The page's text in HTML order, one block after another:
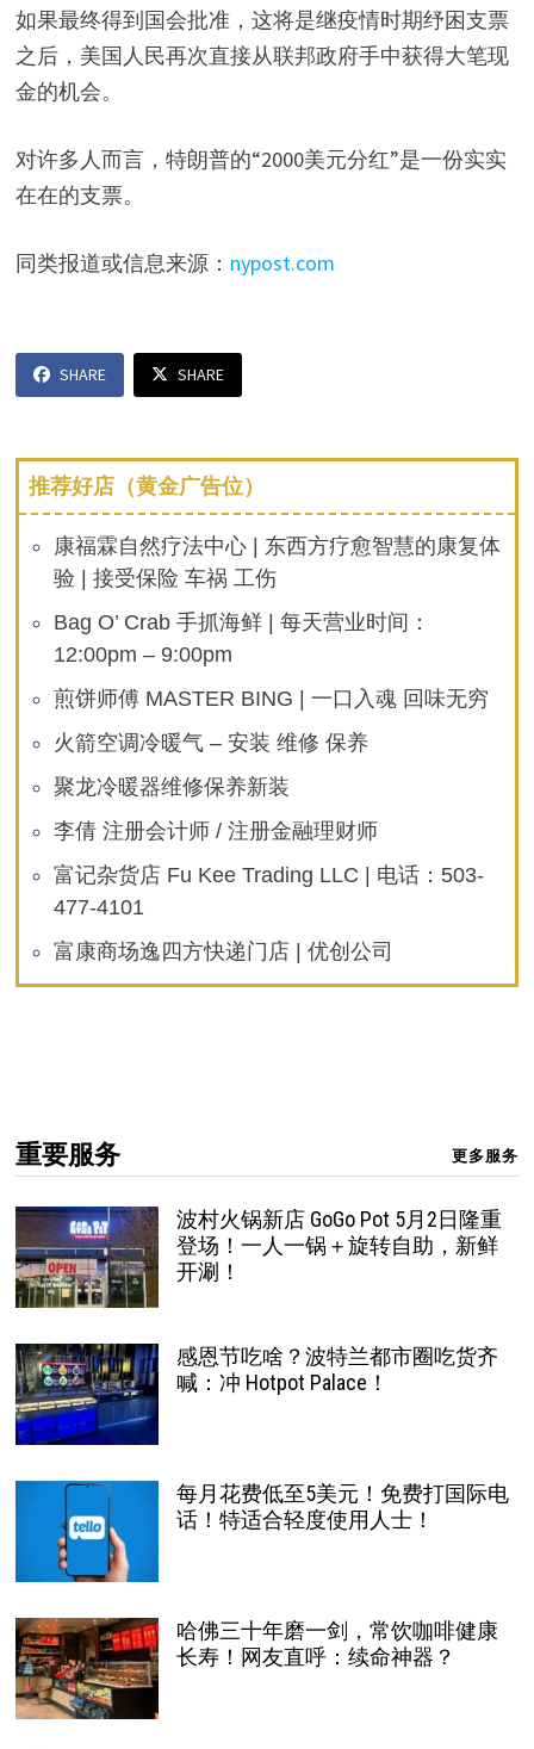
如果最终得到国会批准，这将是继疫情时期纾困支票
之后，美国人民再次直接从联邦政府手中获得大笔现
金的机会。
对许多人而言，特朗普的“2000美元分红”是一份实实
在在的支票。
同类报道或信息来源： nypost.com
SHARE SHARE
推荐好店（黄金广告位）
康福霖自然疗法中心 | 东西方疗愈智慧的康复体
验 | 接受保险 车祸 工伤
Bag O’ Crab 手抓海鲜 | 每天营业时间：
12:00pm – 9:00pm
煎饼师傅 MASTER BING | 一口入魂 回味无穷
火箭空调冷暖气 – 安装 维修 保养
聚龙冷暖器维修保养新装
李倩 注册会计师 / 注册金融理财师
富记杂货店 Fu Kee Trading LLC | 电话：503-
477-4101
富康商场逸四方快递门店 | 优创公司
重要服务 更多服务
波村火锅新店 GoGo Pot 5月2日隆重
登场！一人一锅＋旋转自助，新鲜
开涮！
感恩节吃啥？波特兰都市圈吃货齐
喊：冲 Hotpot Palace！
每月花费低至5美元！免费打国际电
话！特适合轻度使用人士！
哈佛三十年磨一剑，常饮咖啡健康
长寿！网友直呼：续命神器？